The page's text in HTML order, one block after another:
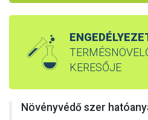
KERESŐJE
Növényvédő szer